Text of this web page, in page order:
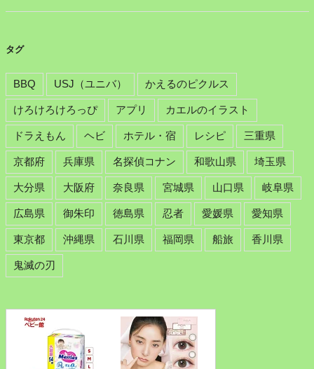
タグ
BBQ USJ（ユニバ） かえるのピクルス
けろけろけろっぴ アプリ カエルのイラスト
ドラえもん ヘビ ホテル・宿 レシピ 三重県
京都府 兵庫県 名探偵コナン 和歌山県 埼玉県
大分県 大阪府 奈良県 宮城県 山口県 岐阜県
広島県 御朱印 徳島県 忍者 愛媛県 愛知県
東京都 沖縄県 石川県 福岡県 船旅 香川県
鬼滅の刃